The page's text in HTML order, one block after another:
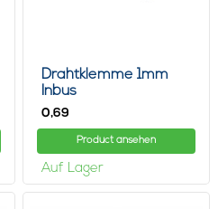
Drahtklemme 1mm
Inbus
0,69
Product ansehen
Auf Lager